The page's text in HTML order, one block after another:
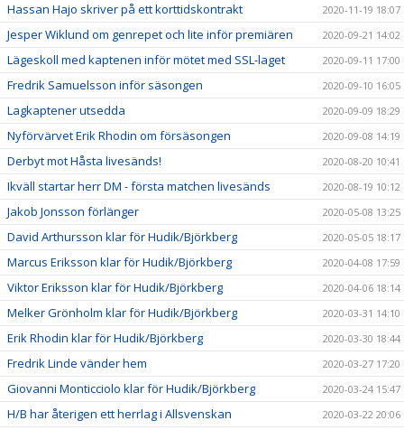
Hassan Hajo skriver på ett korttidskontrakt 2020-11-19 18:07
Jesper Wiklund om genrepet och lite inför premiären 2020-09-21 14:02
Lägeskoll med kaptenen inför mötet med SSL-laget 2020-09-11 17:00
Fredrik Samuelsson inför säsongen 2020-09-10 16:05
Lagkaptener utsedda 2020-09-09 18:29
Nyförvärvet Erik Rhodin om försäsongen 2020-09-08 14:19
Derbyt mot Håsta livesänds! 2020-08-20 10:41
Ikväll startar herr DM - första matchen livesänds 2020-08-19 10:12
Jakob Jonsson förlänger 2020-05-08 13:25
David Arthursson klar för Hudik/Björkberg 2020-05-05 18:17
Marcus Eriksson klar för Hudik/Björkberg 2020-04-08 17:59
Viktor Eriksson klar för Hudik/Björkberg 2020-04-06 18:14
Melker Grönholm klar för Hudik/Björkberg 2020-03-31 14:10
Erik Rhodin klar för Hudik/Björkberg 2020-03-30 18:44
Fredrik Linde vänder hem 2020-03-27 17:20
Giovanni Monticciolo klar för Hudik/Björkberg 2020-03-24 15:47
H/B har återigen ett herrlag i Allsvenskan 2020-03-22 20:06